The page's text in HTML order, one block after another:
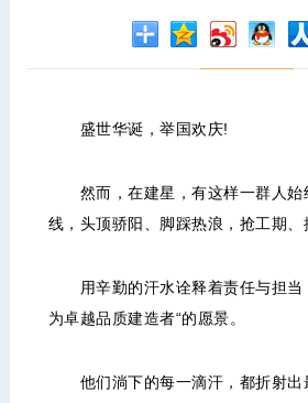
盛世华诞，举国欢庆!
然而，在建星，有这样一群人始
线，头顶骄阳、脚踩热浪，抢工期、
用辛勤的汗水诠释着责任与担当
为卓越品质建造者“的愿景。
他们淌下的每一滴汗，都折射出